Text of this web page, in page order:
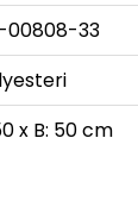
00808-33
x B: 50 cm